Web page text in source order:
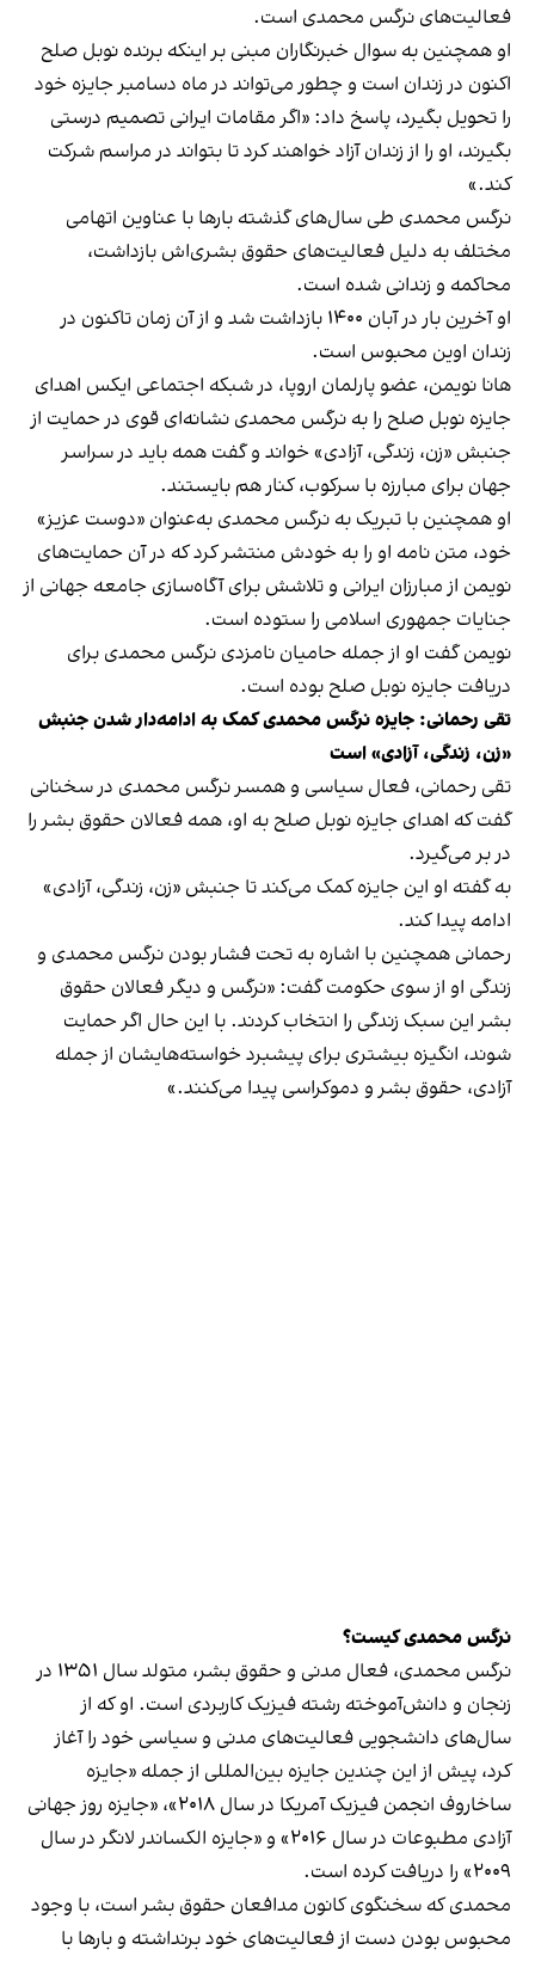
فعالیت‌های نرگس محمدی است.
او همچنین به سوال خبرنگاران مبنی بر اینکه برنده نوبل صلح
اکنون در زندان است و چطور می‌تواند در ماه دسامبر جایزه خود
را تحویل بگیرد، پاسخ داد: «اگر مقامات ایرانی تصمیم درستی
بگیرند، او را از زندان آزاد خواهند کرد تا بتواند در مراسم شرکت
کند.»
نرگس محمدی طی سال‌های گذشته بارها با عناوین اتهامی
مختلف به دلیل فعالیت‌های حقوق بشری‌اش بازداشت،
محاکمه و زندانی شده است.
او آخرین بار در آبان ۱۴۰۰ بازداشت شد و از آن‌ زمان تاکنون در
زندان اوین محبوس است.
هانا نویمن، عضو پارلمان اروپا، در شبکه اجتماعی ایکس اهدای
جایزه نوبل صلح را به نرگس محمدی نشانه‌ای قوی در حمایت از
جنبش «زن، زندگی، آزادی» خواند و گفت همه باید در سراسر
جهان برای مبارزه با سرکوب، کنار هم بایستند.
او همچنین با تبریک به نرگس محمدی به‌عنوان «دوست عزیز»
خود، متن نامه او را به خودش منتشر کرد که در آن حمایت‌های
نویمن از مبارزان ایرانی و تلاشش برای آگاه‌سازی جامعه جهانی از
جنایات جمهوری اسلامی را ستوده است.
نویمن گفت او از جمله حامیان نامزدی نرگس محمدی برای
دریافت جایزه نوبل صلح بوده است.
تقی رحمانی: جایزه نرگس محمدی کمک به ادامه‌دار شدن جنبش
«زن، زندگی، آزادی» است
تقی رحمانی، فعال سیاسی و همسر نرگس محمدی در سخنانی
گفت که اهدای جایزه نوبل صلح به او، همه فعالان حقوق بشر را
در بر می‌گیرد.
به گفته او این جایزه کمک می‌کند تا جنبش «زن، زندگی، آزادی»
ادامه پیدا کند.
رحمانی همچنین با اشاره به تحت فشار بودن نرگس محمدی و
زندگی او از سوی حکومت گفت: «نرگس و دیگر فعالان حقوق
بشر این سبک زندگی را انتخاب کردند. با این‌ حال اگر حمایت
شوند، انگیزه بیشتری برای پیشبرد خواسته‌هایشان از جمله
آزادی، حقوق بشر و دموکراسی پیدا می‌کنند.»
نرگس محمدی کیست؟
نرگس محمدی، فعال مدنی و حقوق بشر، متولد سال ۱۳۵۱ در
زنجان و دانش‌آموخته رشته فیزیک کاربردی است. او که از
سال‌های دانشجویی فعالیت‌های مدنی و سیاسی خود را آغاز
کرد، پیش از این چندین جایزه بین‌المللی از جمله «جایزه
ساخاروف انجمن فیزیک آمریکا در سال ۲۰۱۸»، «جایزه روز جهانی
آزادی مطبوعات در سال ۲۰۱۶» و «جایزه الکساندر لانگر در سال
۲۰۰۹» را دریافت کرده است.
محمدی که سخنگوی کانون مدافعان حقوق بشر است، با وجود
محبوس بودن دست از فعالیت‌های خود برنداشته و بارها با